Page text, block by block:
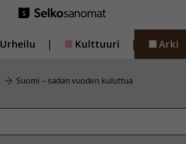
Urheilu Kulttuuri Arki
Suomi – sadan vuoden kuluttua